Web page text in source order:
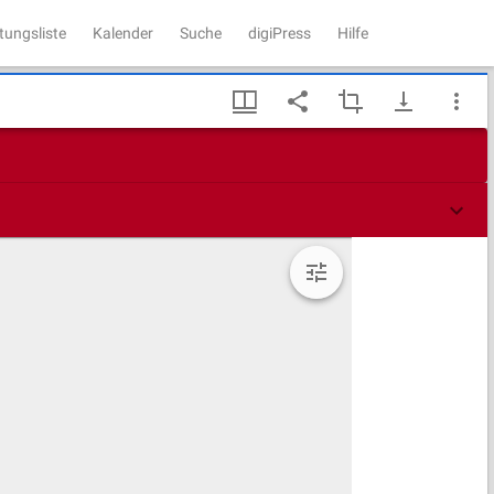
Kalender Suche digiPress Hilfe